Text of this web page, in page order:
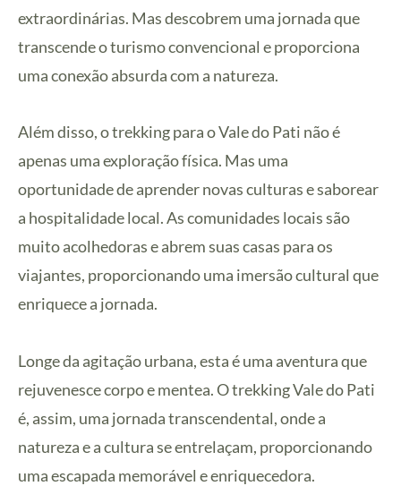
extraordinárias. Mas descobrem uma jornada que
transcende o turismo convencional e proporciona
uma conexão absurda com a natureza.
Além disso, o trekking para o Vale do Pati não é
apenas uma exploração física. Mas uma
oportunidade de aprender novas culturas e saborear
a hospitalidade local. As comunidades locais são
muito acolhedoras e abrem suas casas para os
viajantes, proporcionando uma imersão cultural que
enriquece a jornada.
Longe da agitação urbana, esta é uma aventura que
rejuvenesce corpo e mentea. O trekking Vale do Pati
é, assim, uma jornada transcendental, onde a
natureza e a cultura se entrelaçam, proporcionando
uma escapada memorável e enriquecedora.